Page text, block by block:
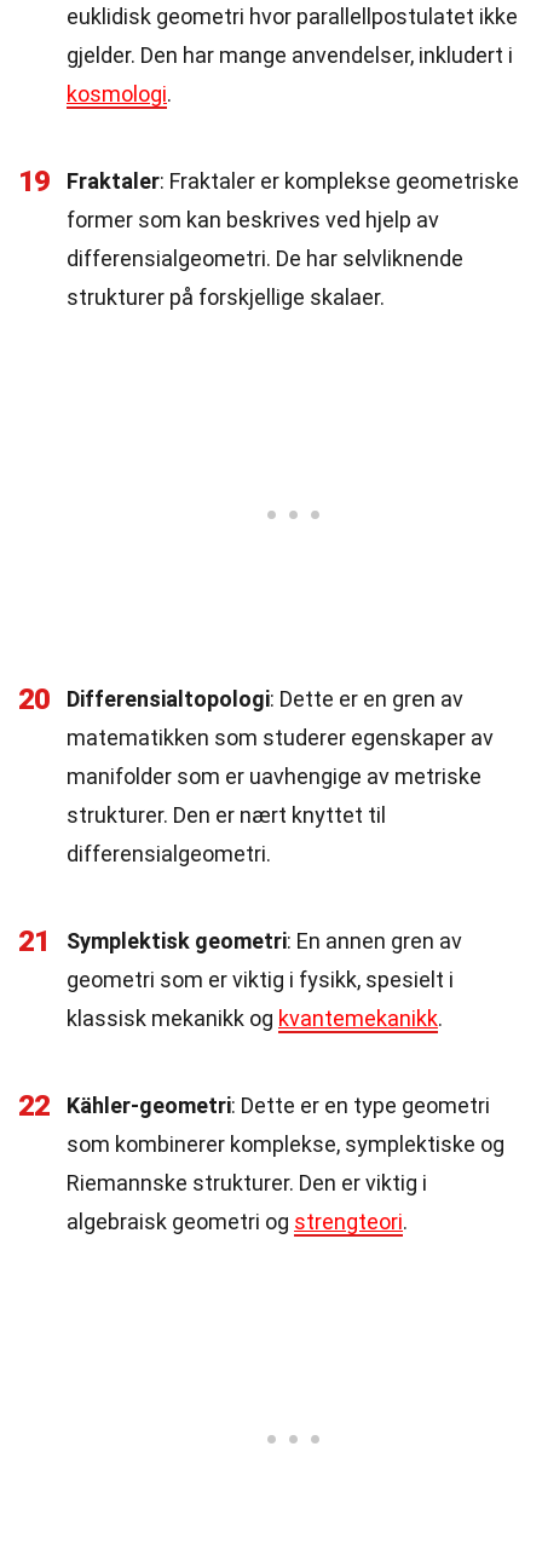
euklidisk geometri hvor parallellpostulatet ikke
gjelder. Den har mange anvendelser, inkludert i
kosmologi.
19 Fraktaler: Fraktaler er komplekse geometriske
former som kan beskrives ved hjelp av
differensialgeometri. De har selvliknende
strukturer på forskjellige skalaer.
20 Differensialtopologi: Dette er en gren av
matematikken som studerer egenskaper av
manifolder som er uavhengige av metriske
strukturer. Den er nært knyttet til
differensialgeometri.
21 Symplektisk geometri: En annen gren av
geometri som er viktig i fysikk, spesielt i
klassisk mekanikk og kvantemekanikk.
22 Kähler-geometri: Dette er en type geometri
som kombinerer komplekse, symplektiske og
Riemannske strukturer. Den er viktig i
algebraisk geometri og strengteori.